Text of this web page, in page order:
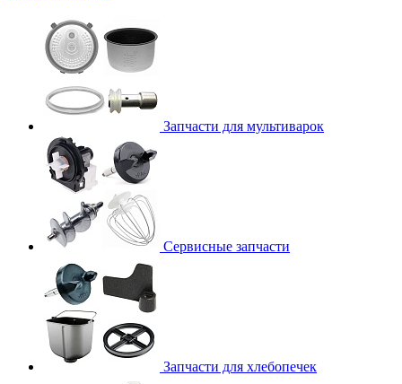
Запчасти для мультиварок
Сервисные запчасти
Запчасти для хлебопечек